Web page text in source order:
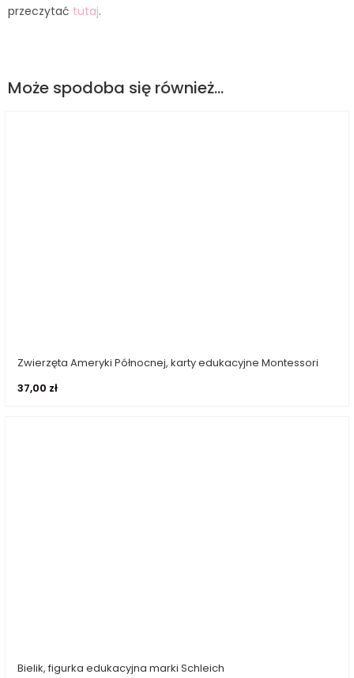
przeczytać tutaj.
Może spodoba się również…
Dodaj do koszyka
Zwierzęta Ameryki Północnej, karty edukacyjne Montessori
37,00 zł
Dodaj do koszyka
Bielik, figurka edukacyjna marki Schleich